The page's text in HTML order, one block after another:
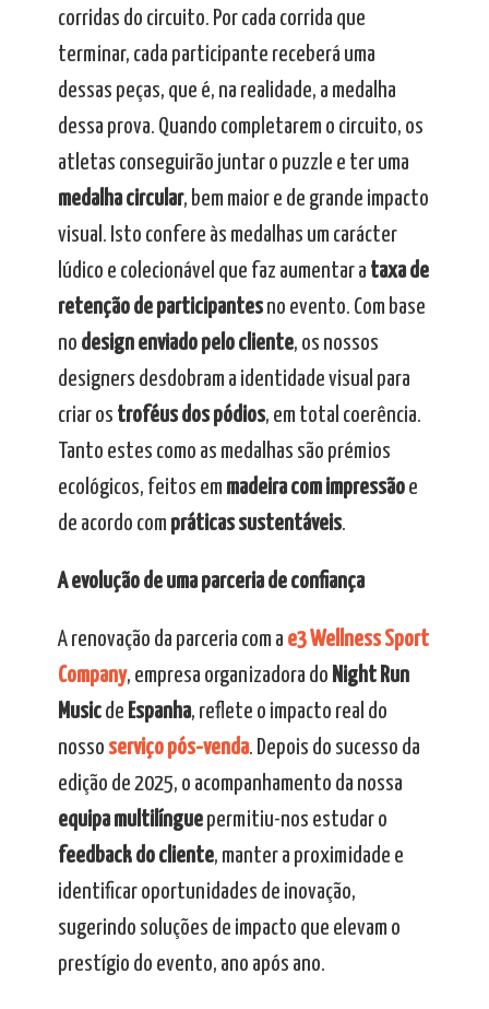
corridas do circuito. Por cada corrida que
terminar, cada participante receberá uma
dessas peças, que é, na realidade, a medalha
dessa prova. Quando completarem o circuito, os
atletas conseguirão juntar o puzzle e ter uma
medalha circular, bem maior e de grande impacto
visual. Isto confere às medalhas um carácter
lúdico e colecionável que faz aumentar a taxa de
retenção de participantesno evento. Com base
no design enviado pelo cliente, os nossos
designers desdobram a identidade visual para
criar os troféus dos pódios, em total coerência.
Tanto estes como as medalhas são prémios
ecológicos, feitos em madeira com impressãoe
de acordo com práticas sustentáveis.
A evolução de uma parceria de confiança
A renovação da parceria com a e3 Wellness Sport
Company, empresa organizadora do Night Run
Musicde Espanha, reflete o impacto real do
nosso serviço pós-venda. Depois do sucesso da
edição de 2025, o acompanhamento da nossa
equipa multilínguepermitiu-nos estudar o
feedback do cliente, manter a proximidade e
identificar oportunidades de inovação,
sugerindo soluções de impacto que elevam o
prestígio do evento, ano após ano.